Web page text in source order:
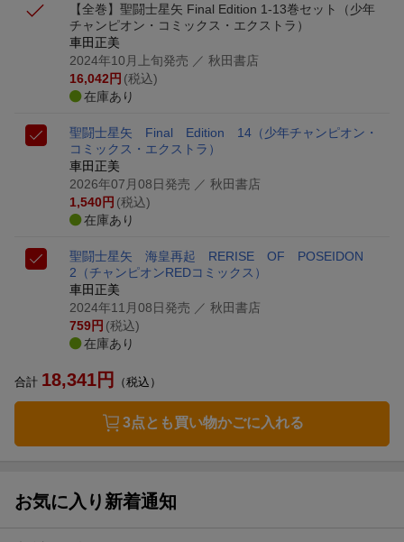
【全巻】聖闘士星矢 Final Edition 1-13巻セット
（少年
チャンピオン・コミックス・エクストラ）
車田正美
2024年10月上旬発売 ／ 秋田書店
16,042 円 (税込)
在庫あり
聖闘士星矢 Final Edition 14 （少年チャンピオン・
コミックス・エクストラ）
車田正美
2026年07月08日発売 ／ 秋田書店
1,540円 (税込)
在庫あり
聖闘士星矢 海皇再起 RERISE OF POSEIDON
2 （チャンピオンREDコミックス）
車田正美
2024年11月08日発売 ／ 秋田書店
759円 (税込)
在庫あり
合計 18,341円 （税込）
3点とも買い物かごに入れる
お気に入り新着通知